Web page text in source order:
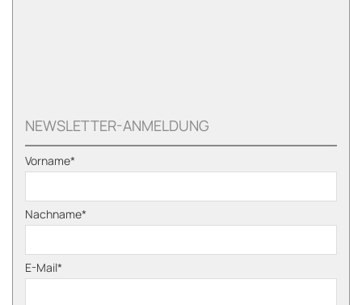
NEWSLETTER-ANMELDUNG
Vorname*
Nachname*
E-Mail*